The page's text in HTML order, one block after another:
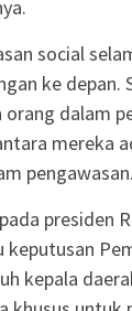
social
ke depan.
dalam
mereka
pengawasan.
presiden
kepala